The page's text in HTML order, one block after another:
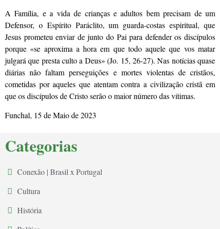
A Família, e a vida de crianças e adultos bem precisam de um
Defensor, o Espírito Paráclito, um guarda-costas espiritual, que
Jesus prometeu enviar de junto do Pai para defender os discípulos
porque «se aproxima a hora em que todo aquele que vos matar
julgará que presta culto a Deus» (Jo. 15, 26-27). Nas notícias quase
diárias não faltam perseguições e mortes violentas de cristãos,
cometidas por aqueles que atentam contra a civilização cristã em
que os discípulos de Cristo serão o maior número das vítimas.
Funchal, 15 de Maio de 2023
Categorias
Conexão | Brasil x Portugal
Cultura
História